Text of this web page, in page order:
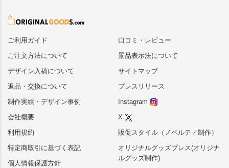
ご利用ガイド
ご注文方法について
デザイン入稿について
返品・交換について
制作実績・デザイン事例
会社概要
利用規約
特定商取引に基づく表記
個人情報保護方針
口コミ・レビュー
景品表示法について
サイトマップ
プレスリリース
Instagram
X
販促スタイル（ノベルティ制作）
オリジナルグッズプレス(オリジナ
ルグッズ制作)